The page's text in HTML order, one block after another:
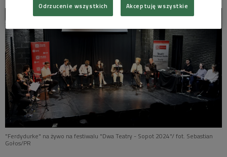
"Ferdydurke" na żywo na festiwalu "Dwa Teatry - Sopot 2024"/ fot. Sebastian
Gołos/PR
Odrzucenie wszystkich Akceptuję wszystkie